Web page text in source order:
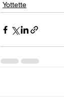
Yottette